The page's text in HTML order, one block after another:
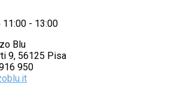
- 13:00
Blu
9, 56125 Pisa
950